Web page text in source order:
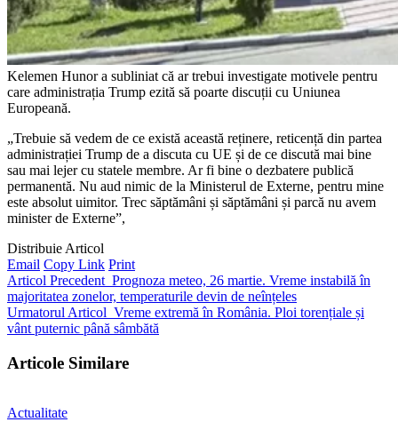
Kelemen Hunor a subliniat că ar trebui investigate motivele pentru
care administrația Trump ezită să poarte discuții cu Uniunea
Europeană.
„Trebuie să vedem de ce există această reținere, reticență din partea
administrației Trump de a discuta cu UE și de ce discută mai bine
sau mai lejer cu statele membre. Ar fi bine o dezbatere publică
permanentă. Nu aud nimic de la Ministerul de Externe, pentru mine
este absolut uimitor. Trec săptămâni și săptămâni și parcă nu avem
minister de Externe”,
Distribuie Articol
Email Copy Link Print
Articol Precedent Prognoza meteo, 26 martie. Vreme instabilă în
majoritatea zonelor, temperaturile devin de neînțeles
Urmatorul Articol Vreme extremă în România. Ploi torențiale și
vânt puternic până sâmbătă
Articole Similare
Actualitate